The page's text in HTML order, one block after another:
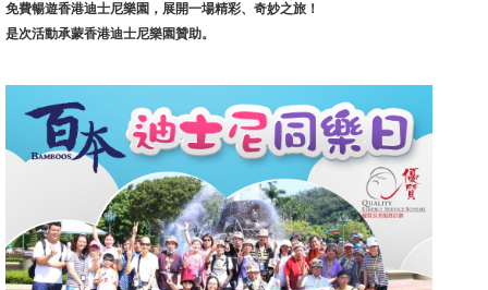
免費暢遊香港迪士尼樂園，展開一場精彩、奇妙之旅！
是次活動承蒙香港迪士尼樂園贊助。